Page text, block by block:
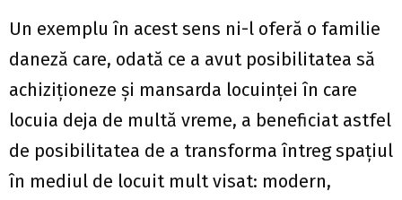
Un exemplu în acest sens ni-l oferă o familie
daneză care, odată ce a avut posibilitatea să
achiziționeze și mansarda locuinței în care
locuia deja de multă vreme, a beneficiat astfel
de posibilitatea de a transforma întreg spațiul
în mediul de locuit mult visat: modern,